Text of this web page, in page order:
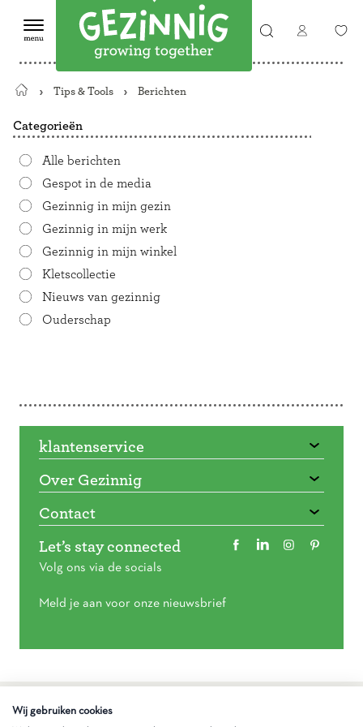
Terug
de
Tips & Tools Berichten
Categorieën
Alle berichten
Gespot in de media
Gezinnig in mijn gezin
Gezinnig in mijn werk
Gezinnig in mijn winkel
Kletscollectie
Nieuws van gezinnig
Ouderschap
klantenservice
Over Gezinnig
Contact
Let’s stay connected
Volg ons via de socials
Meld je aan voor onze nieuwsbrief
Wij gebruiken cookies